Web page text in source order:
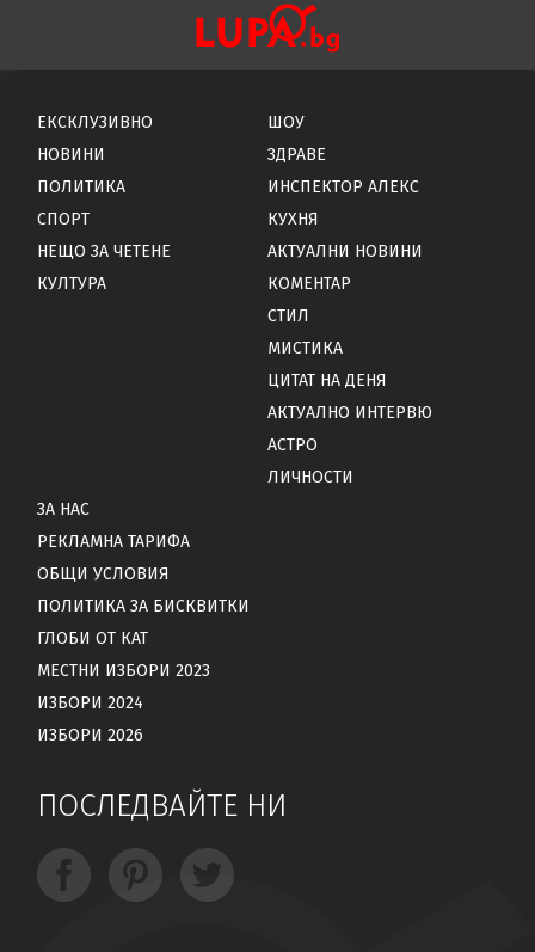
ЕКСКЛУЗИВНО
НОВИНИ
ПОЛИТИКА
СПОРТ
НЕЩО ЗА ЧЕТЕНЕ
КУЛТУРА
ШОУ
ЗДРАВЕ
ИНСПЕКТОР АЛЕКС
КУХНЯ
АКТУАЛНИ НОВИНИ
КОМЕНТАР
СТИЛ
МИСТИКА
ЦИТАТ НА ДЕНЯ
АКТУАЛНО ИНТЕРВЮ
АСТРО
ЛИЧНОСТИ
ЗА НАС
РЕКЛАМНА ТАРИФА
ОБЩИ УСЛОВИЯ
ПОЛИТИКА ЗА БИСКВИТКИ
ГЛОБИ ОТ КАТ
МЕСТНИ ИЗБОРИ 2023
ИЗБОРИ 2024
ИЗБОРИ 2026
ПОСЛЕДВАЙТЕ НИ